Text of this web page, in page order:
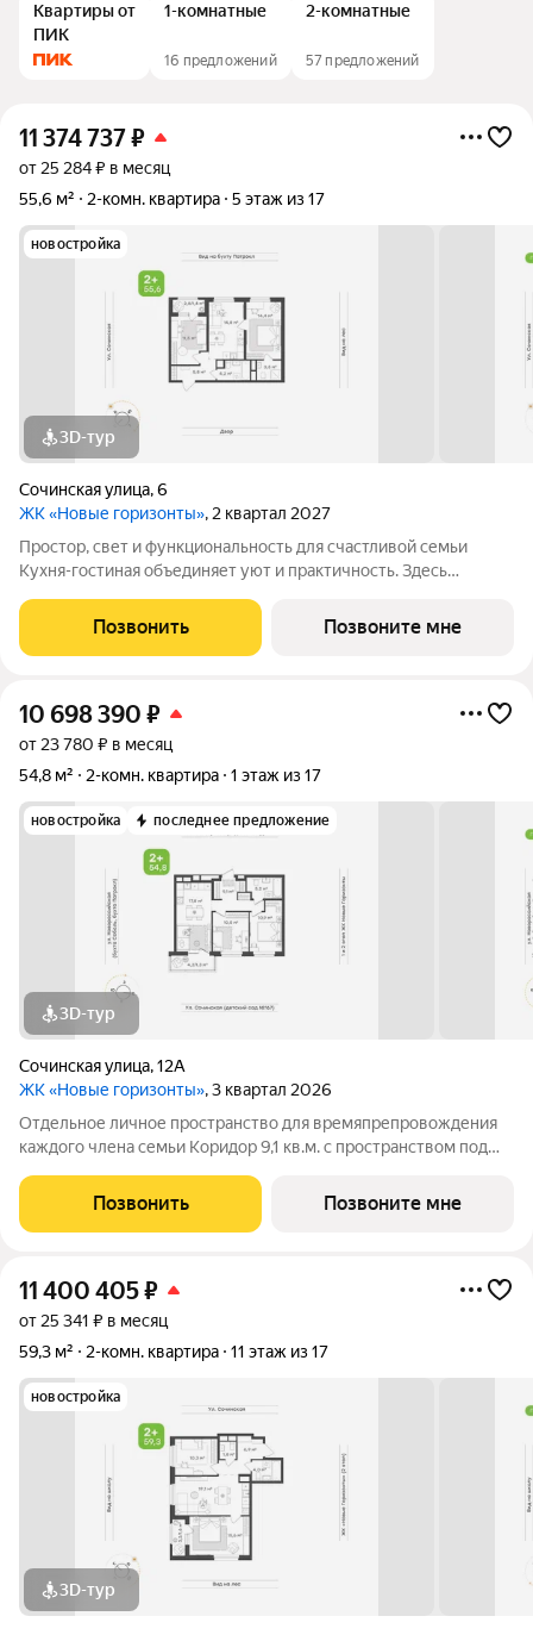
Квартиры от
ПИК
1-комнатные
16 предложений
2-комнатные
57 предложений
11 374 737₽
от 25 284 ₽ в месяц
55,6 м²
2-комн. квартира 5 этаж из 17
новостройка
3D-тур
Сочинская улица,6
ЖК «Новые горизонты», 2 квартал 2027
Простор, свет и функциональность для счастливой семьи
Кухня-гостиная объединяет уют и практичность. Здесь
обеденного стола и мягкого дивана для вечеров в кругу семьи
или друзей Мастер-спальня
Позвонить Позвоните мне
10 698 390 ₽
от 23 780 ₽ в месяц
54,8 м²
2-комн. квартира 1 этаж из 17
новостройка последнее предложение
3D-тур
Сочинская улица,12А
ЖК «Новые горизонты», 3 квартал 2026
Отдельное личное пространство для времяпрепровождения
каждого члена семьи Коридор 9,1 кв.м. с пространством под
выходом на балкон, для отдыха и встреч рассветов всей
семьёй Детская комната 10,5
Позвонить Позвоните мне
11 400 405₽
от 25 341 ₽ в месяц
59,3 м²
2-комн. квартира 11 этаж из 17
новостройка
3D-тур